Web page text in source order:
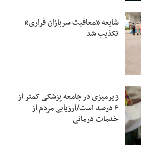
شایعه «معافیت سربازان فراری»
تکذیب شد
زیرمیزی در جامعه پزشکی کمتر از
۶ درصد است/ارزیابی مردم از
خدمات درمانی